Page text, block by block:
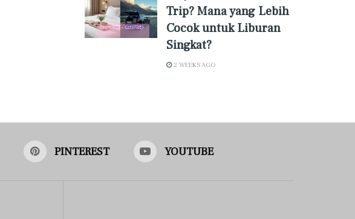
Trip? Mana yang Lebih
Cocok untuk Liburan
Singkat?
2 WEEKS AGO
PINTEREST YOUTUBE